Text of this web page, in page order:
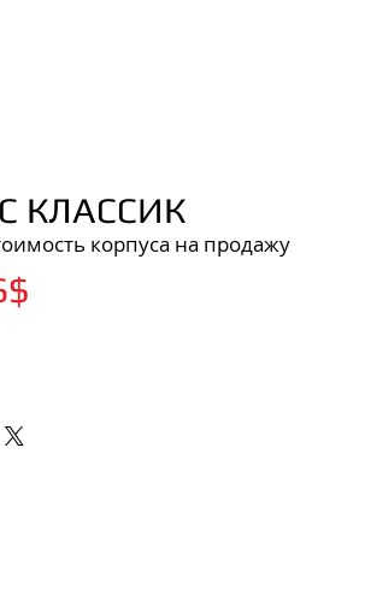
КЛАССИК
корпуса на продажу